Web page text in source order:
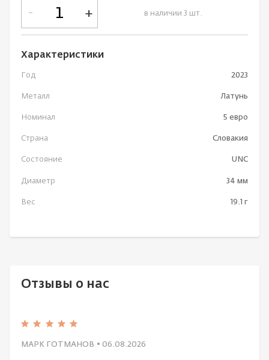
в наличии 3 шт.
- +
Характеристики
Год 2023
Металл Латунь
Номинал 5 евро
Страна Словакия
Состояние UNC
Диаметр 34 мм
Вес 19.1 г
Отзывы о нас
МАРК ГОТМАНОВ • 06.08.2026